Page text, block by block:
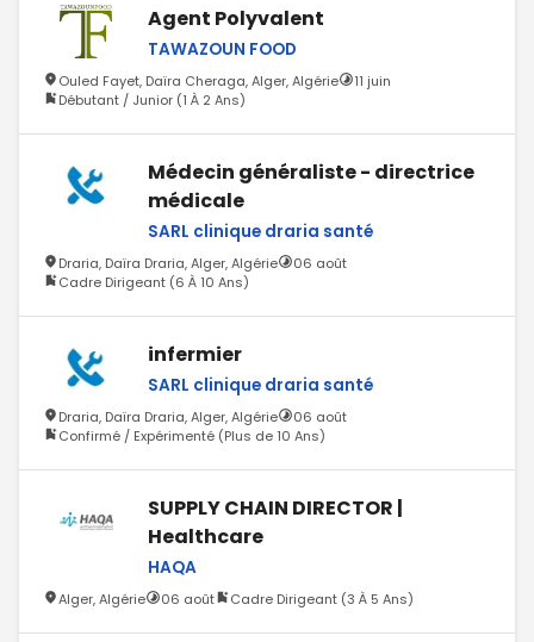
Agent Polyvalent
TAWAZOUN FOOD
Ouled Fayet, Daïra Cheraga, Alger, Algérie
11 juin
Débutant / Junior (1 À 2 Ans)
Médecin généraliste - directrice
médicale
SARL clinique draria santé
Draria, Daïra Draria, Alger, Algérie
06 août
Cadre Dirigeant (6 À 10 Ans)
infermier
SARL clinique draria santé
Draria, Daïra Draria, Alger, Algérie
06 août
Confirmé / Expérimenté (Plus de 10 Ans)
SUPPLY CHAIN DIRECTOR |
Healthcare
HAQA
Alger, Algérie 06 août Cadre Dirigeant (3 À 5 Ans)